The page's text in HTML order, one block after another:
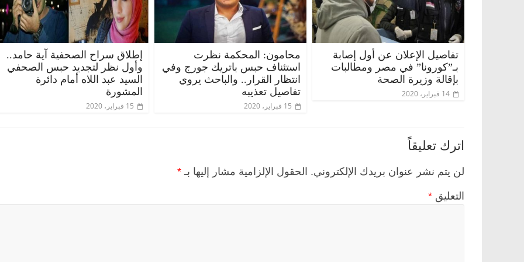
تفاصيل الإعلان عن أول إصابة
بـ”كورونا” في مصر ومطالبات
بإقالة وزيرة الصحة
14 فبراير، 2020
محامون: المحكمة نظرت
استئناف حبس باتريك جورج وفي
انتظار القرار.. والباحث يروي
تفاصيل تعذيبه
15 فبراير، 2020
إطلاق سراح الصحفية آية حامد..
وأول نظر لتجديد حبس الصحفي
السيد عبد اللاه أمام دائرة
المشورة
15 فبراير، 2020
اترك تعليقاً
لن يتم نشر عنوان بريدك الإلكتروني. الحقول الإلزامية مشار إليها بـ *
التعليق *